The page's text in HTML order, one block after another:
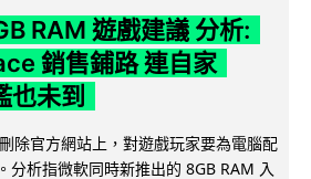
RAM 遊戲建議 分析:
銷售鋪路 連自家
未到
除官方網站上，對遊戲玩家要為電腦配
分析指微軟同時新推出的 8GB RAM 入